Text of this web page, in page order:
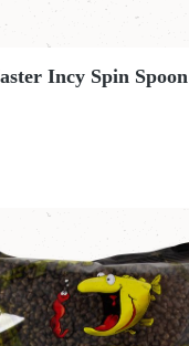
Incy Spin Spoon